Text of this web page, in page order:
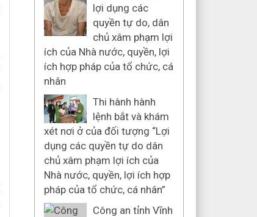
lợi dụng các
quyền tự do, dân
chủ xâm phạm lợi
ích của Nhà nước, quyền, lợi
ích hợp pháp của tổ chức, cá
nhân
Thi hành hành
lệnh bắt và khám
xét nơi ở của đối tượng “Lợi
dụng các quyền tự do dân
chủ xâm phạm lợi ích của
Nhà nước, quyền, lợi ích hợp
pháp của tổ chức, cá nhân”
Công an tỉnh Vĩnh